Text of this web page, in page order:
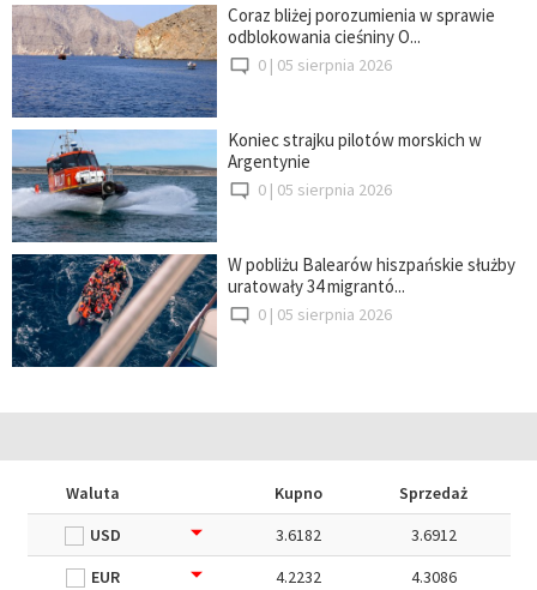
Coraz bliżej porozumienia w sprawie
odblokowania cieśniny O...
0 | 05 sierpnia 2026
Koniec strajku pilotów morskich w
Argentynie
0 | 05 sierpnia 2026
W pobliżu Balearów hiszpańskie służby
uratowały 34 migrantó...
0 | 05 sierpnia 2026
Waluta Kupno
Sprzedaż
USD
3.6182
3.6912
EUR
4.2232
4.3086